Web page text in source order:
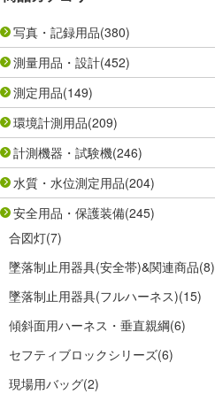
写真・記録用品(380)
測量用品・設計(452)
測定用品(149)
環境計測用品(209)
計測機器・試験機(246)
水質・水位測定用品(204)
安全用品・保護装備(245)
合図灯(7)
墜落制止用器具(安全帯)&関連商品(8)
墜落制止用器具(フルハーネス)(15)
傾斜面用ハーネス・垂直親綱(6)
セフティブロックシリーズ(6)
現場用バッグ(2)